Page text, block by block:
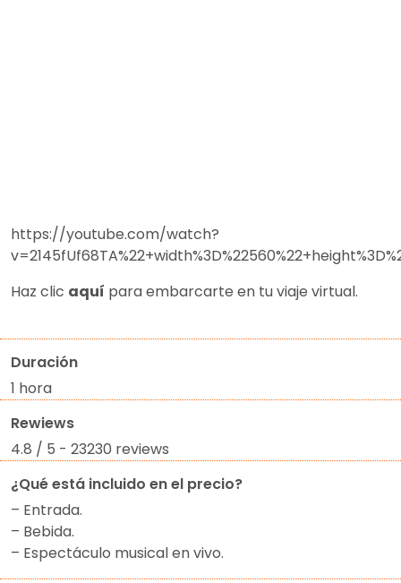
https://youtube.com/watch?
Haz clic aquí para embarcarte en tu viaje virtual.
Duración
1 hora
Rewiews
4.8 / 5 - 23230 reviews
¿Qué está incluido en el precio?
– Entrada.
– Bebida.
– Espectáculo musical en vivo.